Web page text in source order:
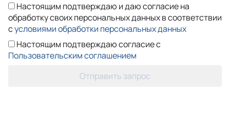
Настоящим подтверждаю и даю согласие на
обработку своих персональных данных в соответствии
сусловиями обработки персональных данных
Настоящим подтверждаю согласие с
Пользовательским соглашением
Отправить запрос